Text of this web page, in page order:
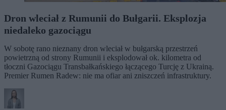
Dron wleciał z Rumunii do Bułgarii. Eksplozja
niedaleko gazociągu
W sobotę rano nieznany dron wleciał w bułgarską przestrzeń
powietrzną od strony Rumunii i eksplodował ok. kilometra od
tłoczni Gazociągu Transbałkańskiego łączącego Turcję z Ukrainą.
Premier Rumen Radew: nie ma ofiar ani zniszczeń infrastruktury.